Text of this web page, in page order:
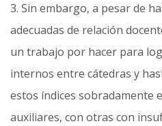
3. Sin embargo, a pesar de
adecuadas de relación
un trabajo por hacer para
internos entre cátedras y
estos índices sobradamente
auxiliares, con otras con